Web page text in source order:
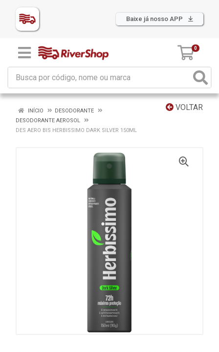
Baixe já nosso APP
0
VOLTAR
INÍCIO
DESODORANTE
DESODORANTE AEROSOL
DES AERO BIS HERBISSIMO DARK SILVER 150ML